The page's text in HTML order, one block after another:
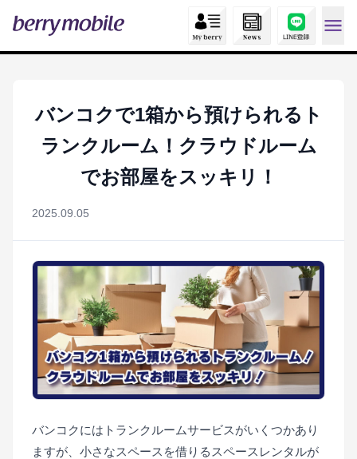
バンコクで1箱から預けられるト
ランクルーム！クラウドルーム
でお部屋をスッキリ！
2025.09.05
バンコクにはトランクルームサービスがいくつかあり
ますが、小さなスペースを借りるスペースレンタルが